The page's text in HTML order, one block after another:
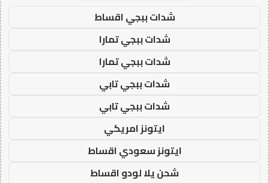
شدات ببجي اقساط
شدات ببجي تمارا
شدات ببجي تمارا
شدات ببجي تابي
شدات ببجي تابي
ايتونز امريكي
ايتونز سعودي اقساط
شحن يلا لودو اقساط